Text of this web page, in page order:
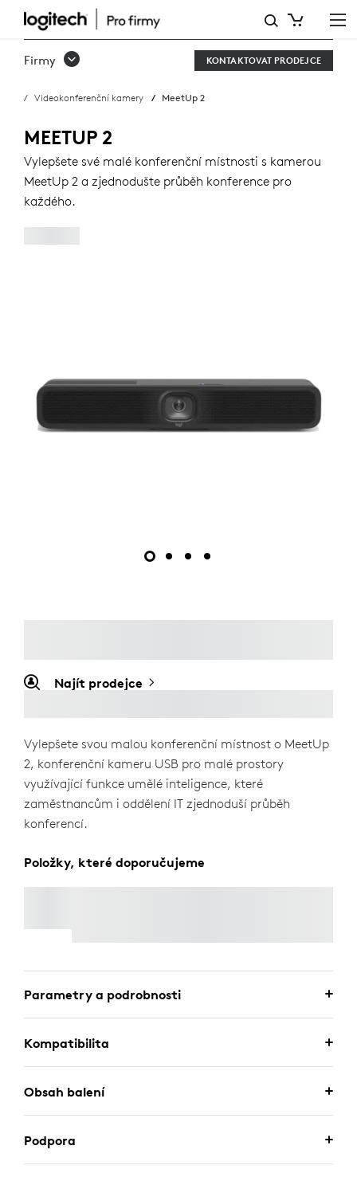
KUPTE
KAMERU
Firmy KONTAKTOVAT PRODEJCE
Videokonferenční kamery MeetUp 2
MEETUP 2
Vylepšete své malé konferenční místnosti s kamerou
MeetUp 2 a zjednodušte průběh konference pro
každého.
Najít prodejce
Vylepšete svou malou konferenční místnost o MeetUp
2, konferenční kameru USB pro malé prostory
využívající funkce umělé inteligence, které
zaměstnancům i oddělení IT zjednoduší průběh
konferencí.
Položky, které doporučujeme
Parametry a podrobnosti
Kompatibilita
Obsah balení
Podpora